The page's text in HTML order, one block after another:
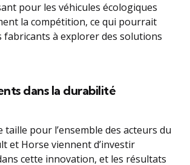
pour les véhicules écologiques
la compétition, ce qui pourrait
fabricants à explorer des solutions
dans la durabilité
taille pour l’ensemble des acteurs du
et Horse viennent d’investir
cette innovation, et les résultats